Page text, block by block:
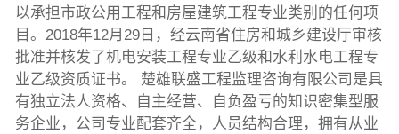
以承担市政公用工程和房屋建筑工程专业类别的任何项
目。2018年12月29日，经云南省住房和城乡建设厅审核
批准并核发了机电安装工程专业乙级和水利水电工程专
业乙级资质证书。 楚雄联盛工程监理咨询有限公司是具
有独立法人资格、自主经营、自负盈亏的知识密集型服
务企业，公司专业配套齐全，人员结构合理，拥有从业